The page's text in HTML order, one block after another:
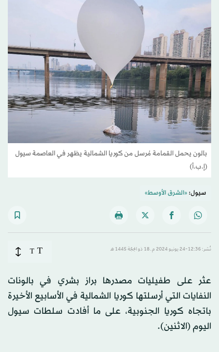
بالون يحمل القمامة مُرسل من كوريا الشمالية يظهر في العاصمة سيول
(إ.ب.أ)
سيول:«الشرق الأوسط»
نُشر: 12:36-24 يونيو 2024 م ـ 18 ذو الحِجّة 1445 هـ T
T
عثر على طفيليات مصدرها براز بشري في بالونات
النفايات التي أرسلتها كوريا الشمالية في الأسابيع الأخيرة
باتجاه كوريا الجنوبية، على ما أفادت سلطات سيول
اليوم (الاثنين).